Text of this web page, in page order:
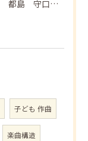
【大阪 都島 守口】ヴァイオリン教室❣️NAOMIミュージックスクール🎵ヴァイオリン講師 上田哲子先生のコンサートのご案内❗️
子ども 作曲
楽曲構造